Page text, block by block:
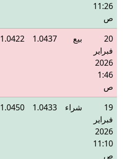
11:26
ص
20
فبراير
2026
1:46
ص
بيع 1.0437
1.0422
19
فبراير
2026
11:10
ص
شراء 1.0433
1.0450